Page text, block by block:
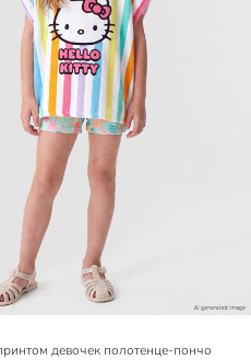
девочек полотенце-пончо